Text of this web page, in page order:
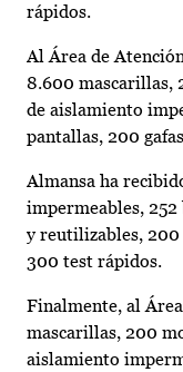
rápidos.
Al Área de
8.600 mascarillas,
de aislamiento
pantallas, 200
Almansa ha
impermeables,
y reutilizables, 200
300 test rápidos.
Finalmente, al
mascarillas, 200
aislamiento